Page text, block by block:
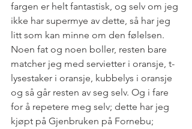
fargen er helt fantastisk, og selv om jeg
ikke har supermye av dette, så har jeg
litt som kan minne om den følelsen.
Noen fat og noen boller, resten bare
matcher jeg med servietter i oransje, t-
lysestaker i oransje, kubbelys i oransje
og så går resten av seg selv. Og i fare
for å repetere meg selv; dette har jeg
kjøpt på Gjenbruken på Fornebu;